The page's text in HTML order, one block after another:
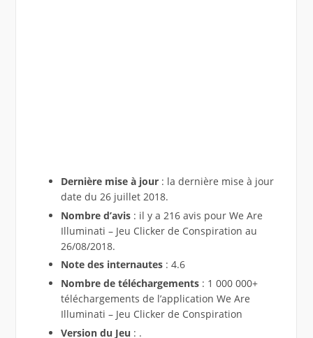
Dernière mise à jour: la dernière mise à jour
date du 26 juillet 2018.
Nombre d’avis: il y a 216 avis pour We Are
Illuminati – Jeu Clicker de Conspiration au
26/08/2018.
Note des internautes: 4.6
Nombre de téléchargements : 1 000 000+
téléchargements de l’application We Are
Illuminati – Jeu Clicker de Conspiration
Version du Jeu : .